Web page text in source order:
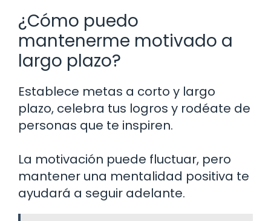
¿Cómo puedo
mantenerme motivado a
largo plazo?
Establece metas a corto y largo
plazo, celebra tus logros y rodéate de
personas que te inspiren.
La motivación puede fluctuar, pero
mantener una mentalidad positiva te
ayudará a seguir adelante.